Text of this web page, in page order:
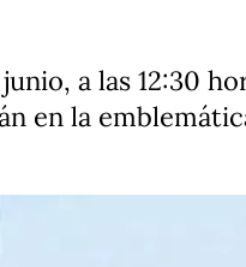
a las 12:30
la